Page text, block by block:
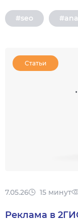
#seo
Статьи
7.05.26 15 минут
Реклама в